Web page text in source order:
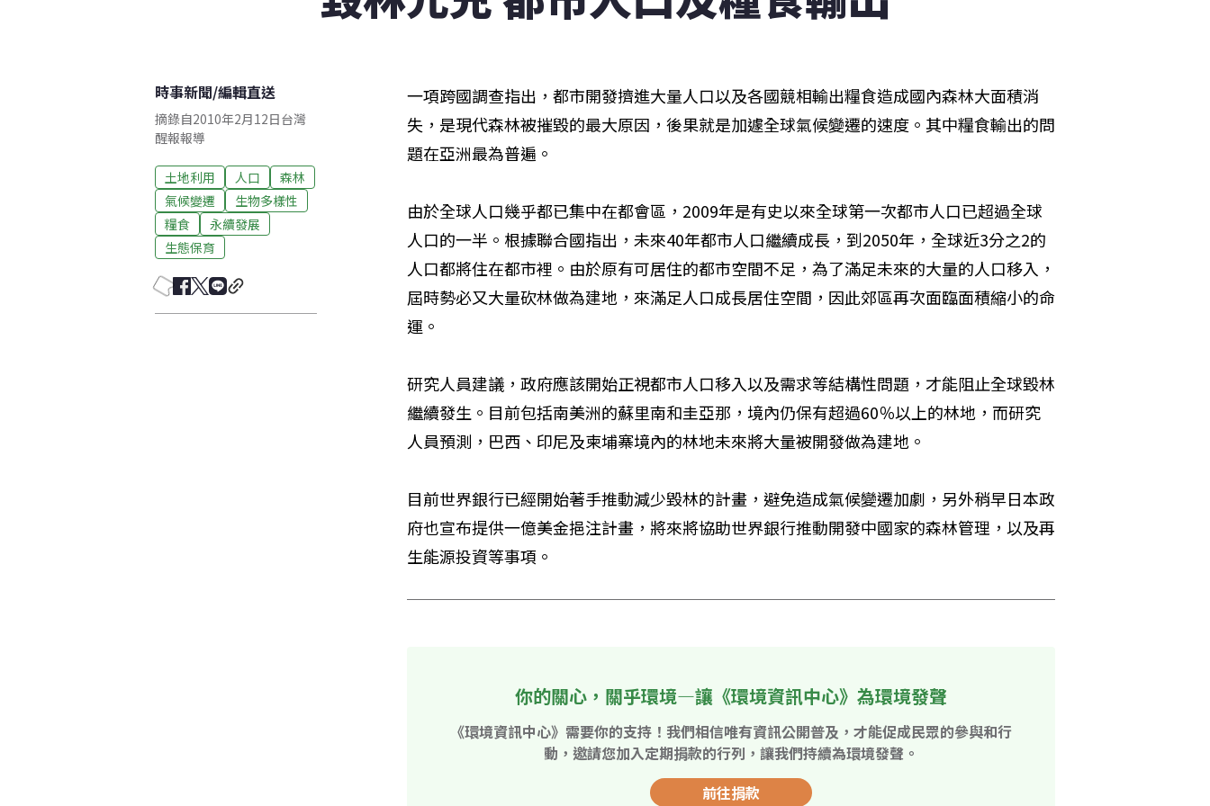
時事新聞/編輯直送
摘錄自2010年2月12日台灣
醒報報導
土地利用 人口
森林
氣候變遷
生物多樣性
糧食
永續發展
生態保育
一項跨國調查指出，都市開發擠進大量人口以及各國競相輸出糧食造成國內森林大面積消
失，是現代森林被摧毀的最大原因，後果就是加遽全球氣候變遷的速度。其中糧食輸出的問
題在亞洲最為普遍。
由於全球人口幾乎都已集中在都會區，2009年是有史以來全球第一次都市人口已超過全球
人口的一半。根據聯合國指出，未來40年都市人口繼續成長，到2050年，全球近3分之2的
人口都將住在都市裡。由於原有可居住的都市空間不足，為了滿足未來的大量的人口移入，
屆時勢必又大量砍林做為建地，來滿足人口成長居住空間，因此郊區再次面臨面積縮小的命
運。
研究人員建議，政府應該開始正視都市人口移入以及需求等結構性問題，才能阻止全球毀林
繼續發生。目前包括南美洲的蘇里南和圭亞那，境內仍保有超過60％以上的林地，而研究
人員預測，巴西、印尼及柬埔寨境內的林地未來將大量被開發做為建地。
目前世界銀行已經開始著手推動減少毀林的計畫，避免造成氣候變遷加劇，另外稍早日本政
府也宣布提供一億美金挹注計畫，將來將協助世界銀行推動開發中國家的森林管理，以及再
生能源投資等事項。
你的關心，關乎環境—讓《環境資訊中心》為環境發聲
《環境資訊中心》需要你的支持！我們相信唯有資訊公開普及，才能促成民眾的參與和行
動，邀請您加入定期捐款的行列，讓我們持續為環境發聲。
前往捐款